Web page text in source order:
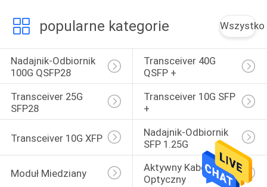
popularne kategorie Wszystko
Nadajnik-Odbiornik
100G QSFP28
Transceiver 40G
QSFP +
Transceiver 25G
SFP28
Transceiver 10G SFP
+
Transceiver 10G XFP
Nadajnik-Odbiornik
SFP 1.25G
Moduł Miedziany
Aktywny Kabel
Optyczny